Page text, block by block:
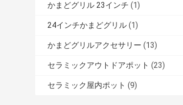
かまどグリル 23インチ (1)
24インチかまどグリル (1)
かまどグリルアクセサリー (13)
セラミックアウトドアポット (23)
セラミック屋内ポット (9)